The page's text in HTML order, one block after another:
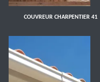
COUVREUR CHARPENTIER 41